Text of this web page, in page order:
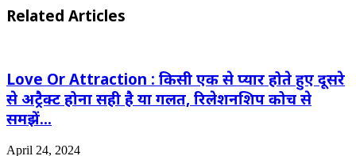
Related Articles
Love Or Attraction : किसी एक से प्यार होते हुए दूसरे
से अट्रैक्ट होना सही है या गलत, रिलेशनशिप कोच से
समझें…
April 24, 2024